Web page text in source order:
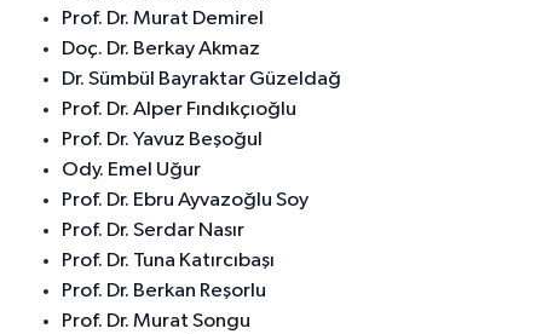
Prof. Dr. Murat Demirel
Doç. Dr. Berkay Akmaz
Dr. Sümbül Bayraktar Güzeldağ
Prof. Dr. Alper Fındıkçıoğlu
Prof. Dr. Yavuz Beşoğul
Ody. Emel Uğur
Prof. Dr. Ebru Ayvazoğlu Soy
Prof. Dr. Serdar Nasır
Prof. Dr. Tuna Katırcıbaşı
Prof. Dr. Berkan Reşorlu
Prof. Dr. Murat Songu